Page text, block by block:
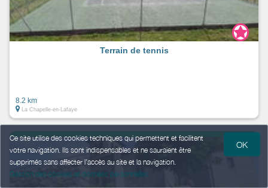
Ce site utilise des cookies techniques qui permettent et facilitent
votre navigation. Ils sont indispensables et ne sauraient être
supprimés sans affecter l’accès au site et la navigation.
Gestion des cookies et données personnelles
OK
Terrain de tennis
8.2 km
La Chapelle-en-Lafaye